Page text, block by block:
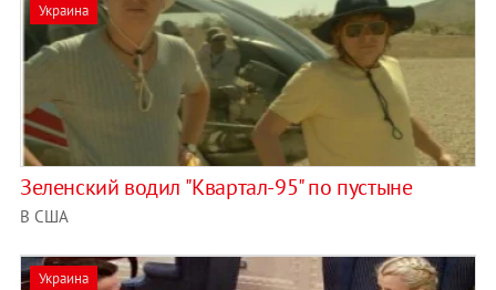
Украина
Зеленский водил "Квартал-95" по пустыне
В США
Украина